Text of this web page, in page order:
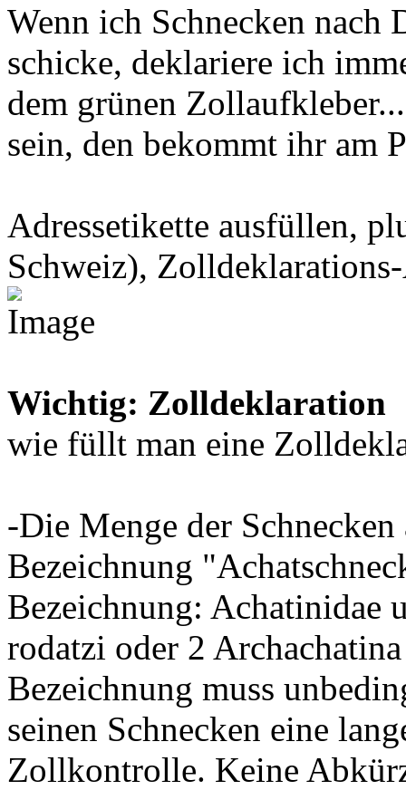
Wenn ich Schnecken nach
schicke, deklariere ich
dem grünen
sein, den bekommt ihr am
Adressetikette ausfüllen,
Schweiz),
Wichtig: Zolldeklaration
wie füllt man eine
-Die Menge der Schnecken
Bezeichnung
Bezeichnung: Achatinidae
rodatzi oder 2
Bezeichnung muss
seinen Schnecken eine
Zollkontrolle. Keine